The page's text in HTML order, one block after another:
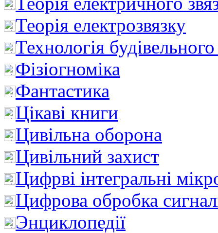
Теорія електрозвязку
Технологія
Фізіогноміка
Фантастика
Цікаві книги
Цивільна оборона
Цивільний захист
Цифрві інтегральні
Цифрова обробка
Энциклопедії